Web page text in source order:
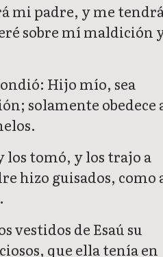
mi padre, y me
sobre mí maldición
Hijo mío, sea
solamente obedece
los tomó, y los trajo a
hizo guisados, como
vestidos de Esaú su
que ella tenía en